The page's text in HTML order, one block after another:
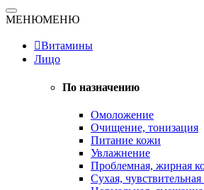
Интернет магазин
Натуральная косметика
МЕНЮМЕНЮ
Витамины
Лицо
По назначению
Омоложение
Очищение, тонизация
Питание кожи
Увлажнение
Проблемная, жирная
Сухая,